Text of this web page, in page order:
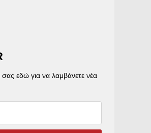
εδώ για να λαμβάνετε νέα